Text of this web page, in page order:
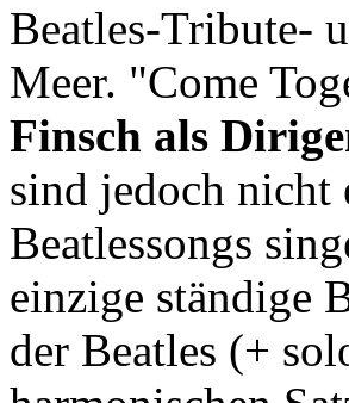
Beatles-Tribute-
Meer. "Come
Finsch als
sind jedoch nicht
Beatlessongs
einzige ständige
der Beatles (+